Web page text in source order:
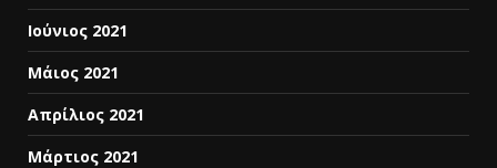
Ιούνιος 2021
Μάιος 2021
Απρίλιος 2021
Μάρτιος 2021